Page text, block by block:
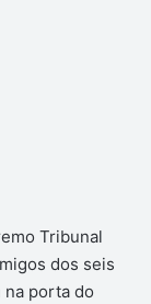
Tribunal
dos seis
porta do